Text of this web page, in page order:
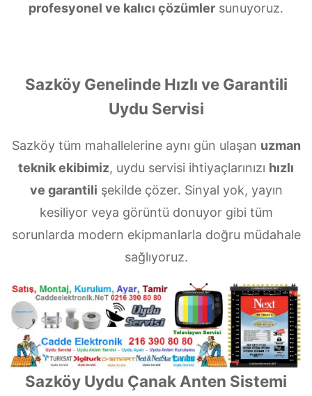
profesyonel ve kalıcı çözümler sunuyoruz.
Sazköy Genelinde Hızlı ve Garantili
Uydu Servisi
Sazköy tüm mahallelerine aynı gün ulaşan uzman
teknik ekibimiz, uydu servisi ihtiyaçlarınızı hızlı
ve garantili şekilde çözer. Sinyal yok, yayın
kesiliyor veya görüntü donuyor gibi tüm
sorunlarda modern ekipmanlarla doğru müdahale
sağlıyoruz.
Sazköy Uydu Çanak Anten Sistemi